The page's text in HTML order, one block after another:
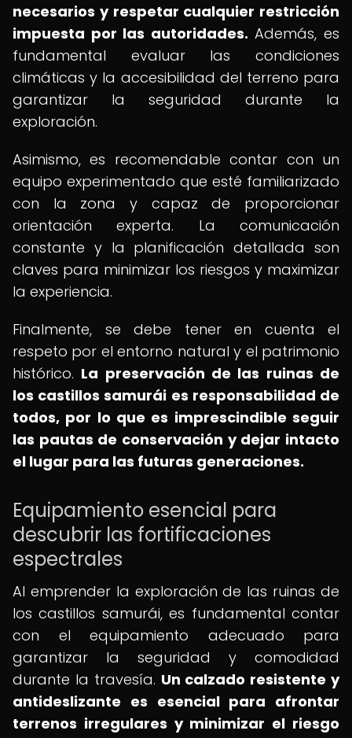
necesarios y respetar cualquier restricción
impuesta por las autoridades. Además, es
fundamental evaluar las condiciones
climáticas y la accesibilidad del terreno para
garantizar la seguridad durante la
exploración.
Asimismo, es recomendable contar con un
equipo experimentado que esté familiarizado
con la zona y capaz de proporcionar
orientación experta. La comunicación
constante y la planificación detallada son
claves para minimizar los riesgos y maximizar
la experiencia.
Finalmente, se debe tener en cuenta el
respeto por el entorno natural y el patrimonio
histórico. La preservación de las ruinas de
los castillos samurái es responsabilidad de
todos, por lo que es imprescindible seguir
las pautas de conservación y dejar intacto
el lugar para las futuras generaciones.
Equipamiento esencial para
descubrir las fortificaciones
espectrales
Al emprender la exploración de las ruinas de
los castillos samurái, es fundamental contar
con el equipamiento adecuado para
garantizar la seguridad y comodidad
durante la travesía. Un calzado resistente y
antideslizante es esencial para afrontar
terrenos irregulares y minimizar el riesgo